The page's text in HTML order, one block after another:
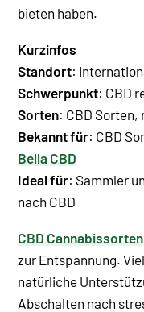
bieten haben.
Kurzinfos
Standort:
Schwerpunkt: CBD
Sorten: CBD
Bekannt für: CBD
Bella CBD
Ideal für: Sammler
nach CBD
CBD Cannabissorten
zur Entspannung.
natürliche
Abschalten nach